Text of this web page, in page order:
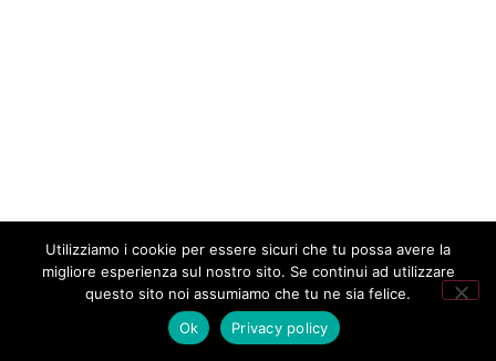
Utilizziamo i cookie per essere sicuri che tu possa avere la
migliore esperienza sul nostro sito. Se continui ad utilizzare
questo sito noi assumiamo che tu ne sia felice.
Ok
Privacy policy